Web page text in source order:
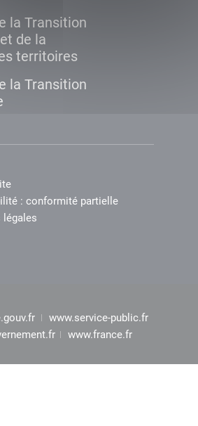
la Transition
de la
territoires
la Transition
: conformité partielle
légales
www.service-public.fr
www.france.fr